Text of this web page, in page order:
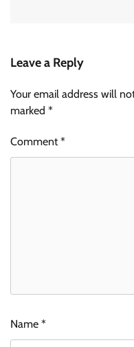
Leave a Reply
Your email address will
marked *
Comment*
Name *